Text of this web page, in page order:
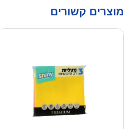
מוצרים קשורים